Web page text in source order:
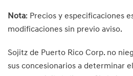
Nota: Precios y especificaciones
modificaciones sin previo aviso.
Sojitz de Puerto Rico Corp. no
sus concesionarios a determinar